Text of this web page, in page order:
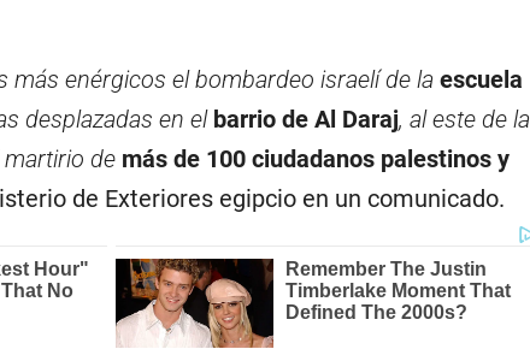
enérgicos el bombardeo israelí de la escuela
desplazadas en el barrio de Al Daraj, al este de la
de más de 100 ciudadanos palestinos y
de Exteriores egipcio en un comunicado.